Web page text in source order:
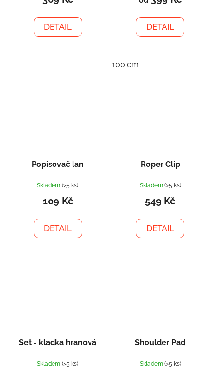
DETAIL DETAIL
100 cm
Popisovač lan
Skladem(>5 ks)
109 Kč
DETAIL
Roper Clip
Skladem (>5 ks)
549 Kč
DETAIL
Set - kladka hranová
Skladem(>5 ks)
Shoulder Pad
Skladem (>5 ks)